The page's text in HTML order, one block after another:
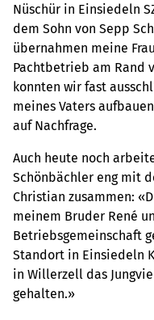
Nüschür in Einsiedeln
dem Sohn von Sepp
übernahmen meine
Pachtbetrieb am Rand
konnten wir fast
meines Vaters
auf Nachfrage.
Auch heute noch
Schönbächler eng mit
Christian zusammen:
meinem Bruder René
Betriebsgemeinschaft
Standort in Einsiedeln
in Willerzell das
gehalten.»